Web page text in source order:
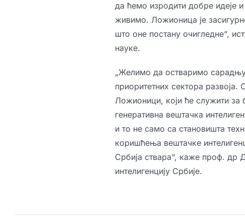
да ћемо изродити добре идеје
живимо. Ложионица је
што оне постану очигледне“,
науке.
„Желимо да остваримо сарадњу
приоритетних сектора
Ложионици, који ће служити
генеративна вештачка
и то не само са становишта
коришћења вештачке
Србија ствара“, каже проф. др
интелигенцију Србије.